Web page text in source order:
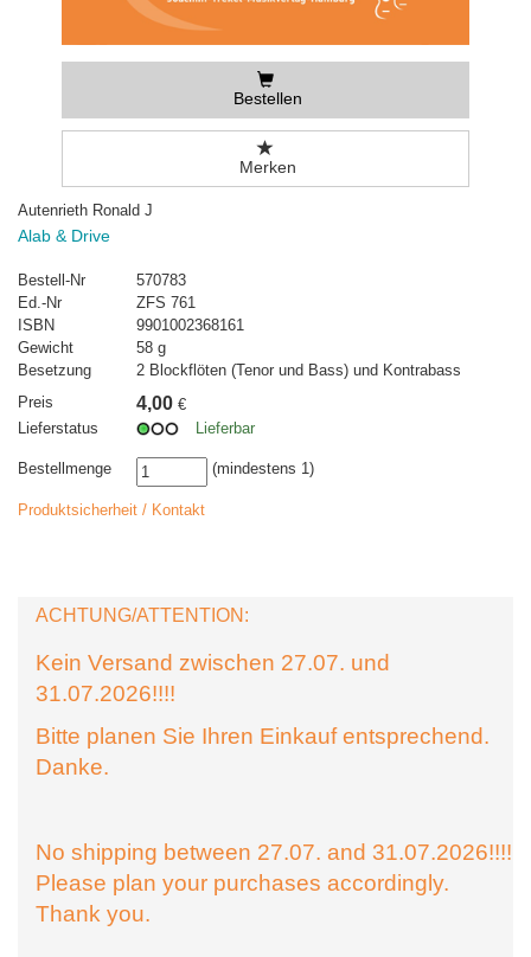
Bestellen
Merken
Autenrieth Ronald J
Alab & Drive
Bestell-Nr
570783
Ed.-Nr
ZFS 761
ISBN
9901002368161
Gewicht
58 g
Besetzung
2 Blockflöten (Tenor und Bass) und Kontrabass
Preis
4,00 €
Lieferstatus
Lieferbar
Bestellmenge (mindestens 1)
Produktsicherheit / Kontakt
ACHTUNG/ATTENTION:
Kein Versand zwischen 27.07. und
31.07.2026!!!!
Bitte planen Sie Ihren Einkauf entsprechend.
Danke.
No shipping between 27.07. and 31.07.2026!!!!
Please plan your purchases accordingly.
Thank you.